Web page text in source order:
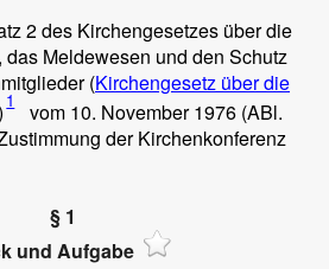
2 des Kirchengesetzes über die
Meldewesen und den Schutz
(Kirchengesetz über die
1
vom 10. November 1976 (ABl.
der Kirchenkonferenz
§ 1
und Aufgabe